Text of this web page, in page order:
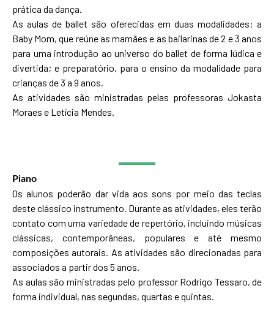
prática da dança.
As aulas de ballet são oferecidas em duas modalidades: a
Baby Mom, que reúne as mamães e as bailarinas de 2 e 3 anos
para uma introdução ao universo do ballet de forma lúdica e
divertida; e preparatório, para o ensino da modalidade para
crianças de 3 a 9 anos.
As atividades são ministradas pelas professoras Jokasta
Moraes e Letícia Mendes.
Piano
Os alunos poderão dar vida aos sons por meio das teclas
deste clássico instrumento. Durante as atividades, eles terão
contato com uma variedade de repertório, incluindo músicas
clássicas, contemporâneas, populares e até mesmo
composições autorais. As atividades são direcionadas para
associados a partir dos 5 anos.
As aulas são ministradas pelo professor Rodrigo Tessaro, de
forma individual, nas segundas, quartas e quintas.